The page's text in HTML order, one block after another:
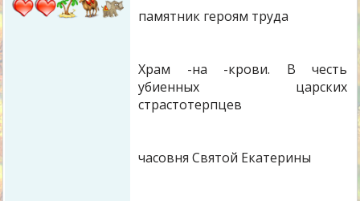
памятник героям труда
Храм -на -крови. В честь
убиенных царских
страстотерпцев
часовня Святой Екатерины